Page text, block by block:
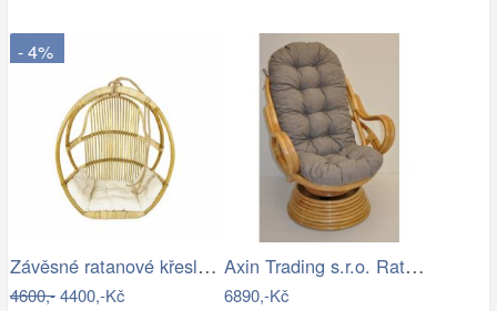
- 4%
Závěsné ratanové křeslo GOLDIE - světlý…
4600,-4400,-Kč
Axin Trading s.r.o. Ratanové houpací…
6890,-Kč